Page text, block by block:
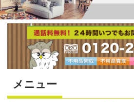
メニュー